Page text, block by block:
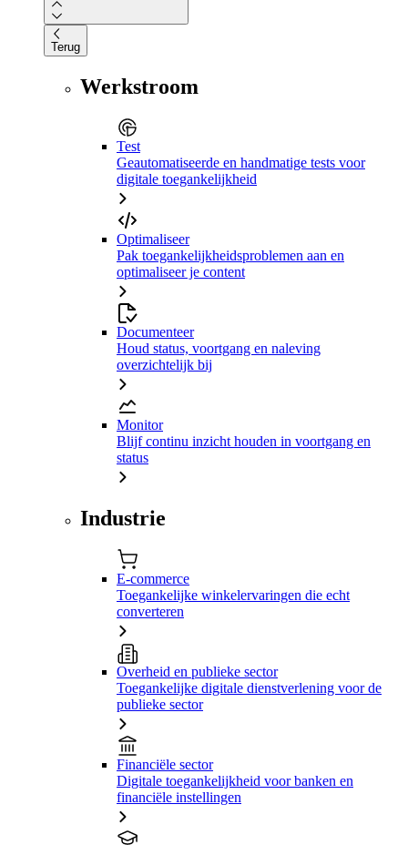
Terug
Werkstroom
Test
Geautomatiseerde en handmatige tests voor
digitale toegankelijkheid
Optimaliseer
Pak toegankelijkheidsproblemen aan en
optimaliseer je content
Documenteer
Houd status, voortgang en naleving
overzichtelijk bij
Monitor
Blijf continu inzicht houden in voortgang en
status
Industrie
E-commerce
Toegankelijke winkelervaringen die echt
converteren
Overheid en publieke sector
Toegankelijke digitale dienstverlening voor de
publieke sector
Financiële sector
Digitale toegankelijkheid voor banken en
financiële instellingen